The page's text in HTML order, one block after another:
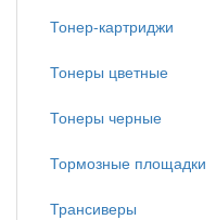
Тонер-картриджи
Тонеры цветные
Тонеры черные
Тормозные площадки
Трансиверы